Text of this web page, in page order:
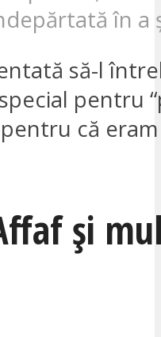
în a
să-l
pentru
că
și